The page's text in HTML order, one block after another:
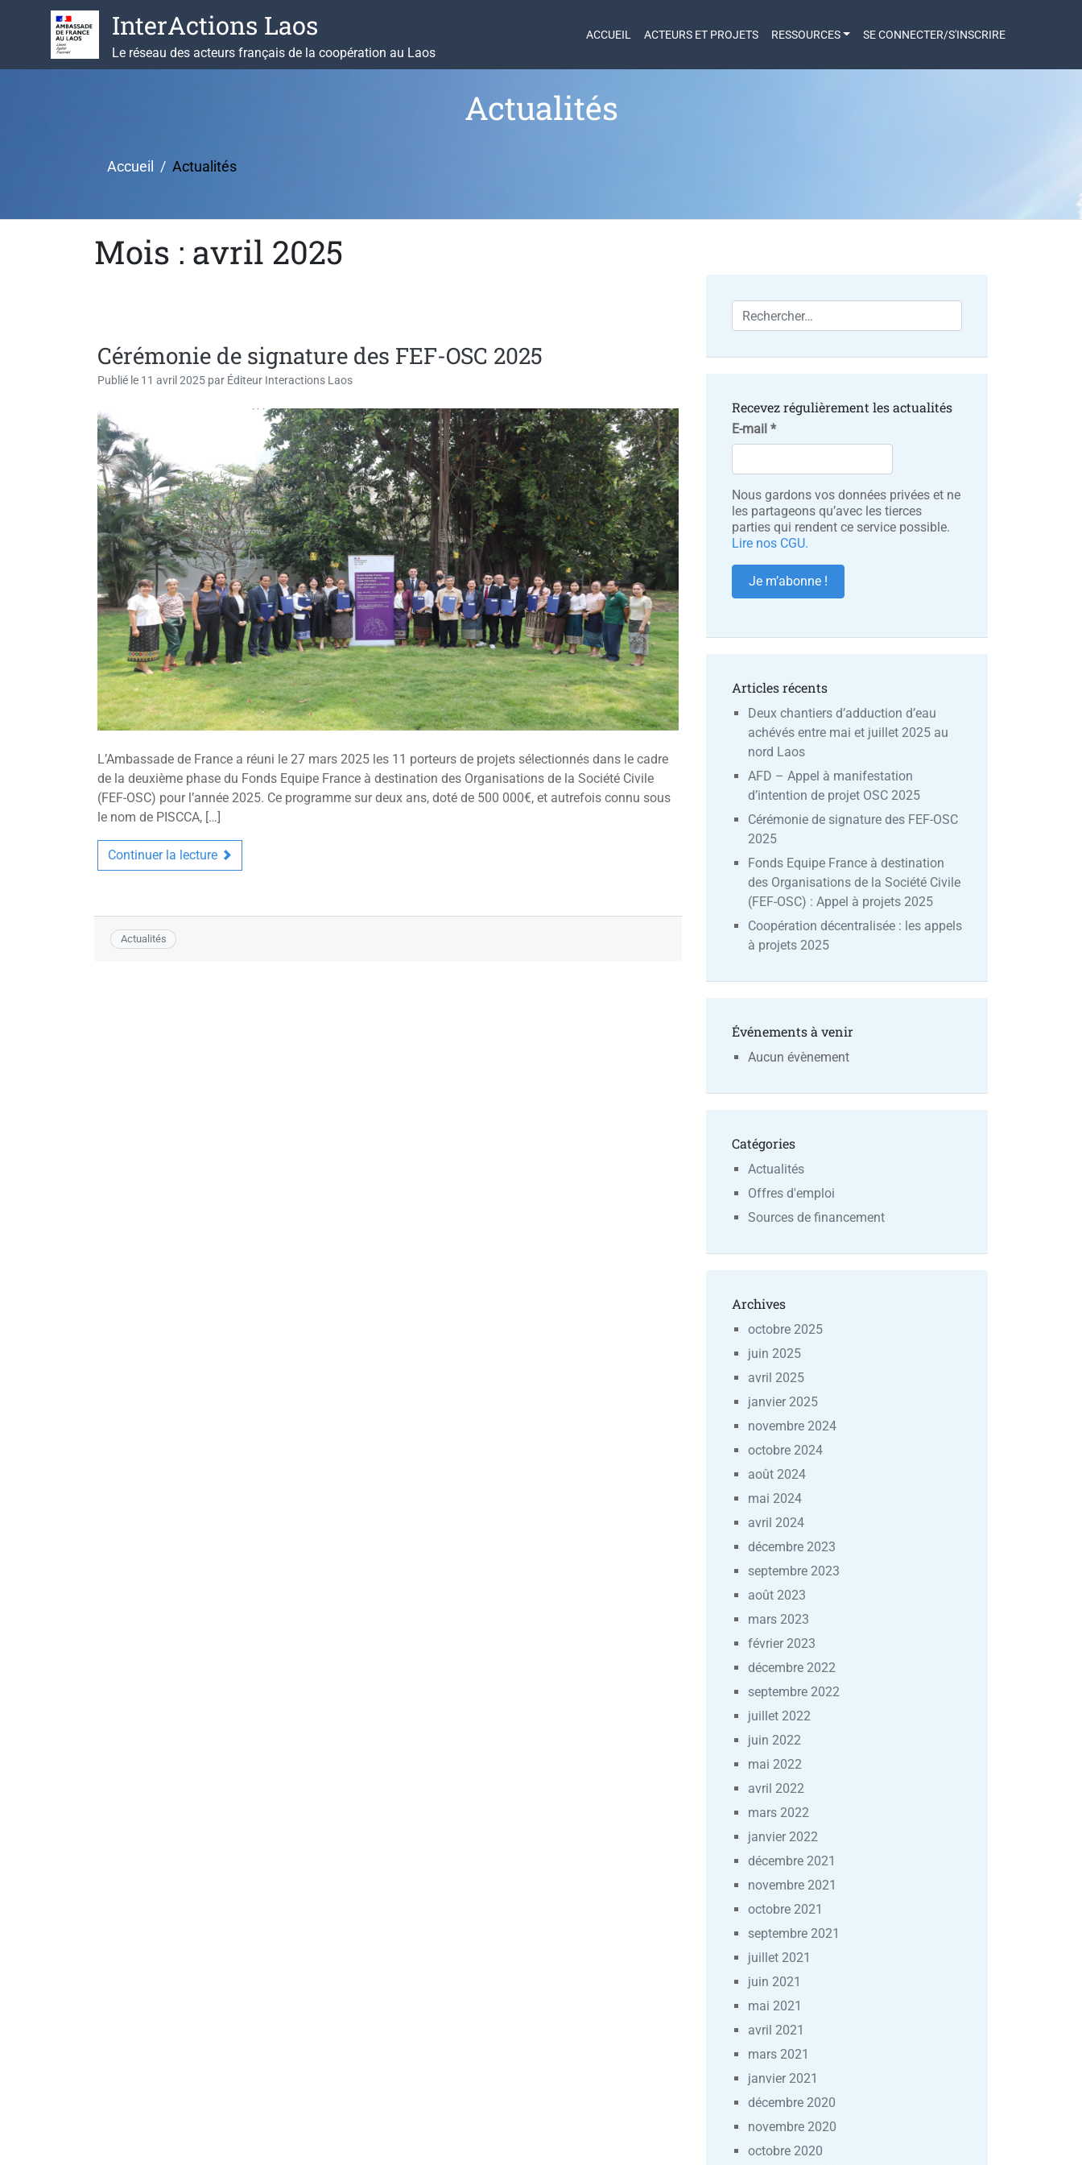
InterActions Laos
Le réseau des acteurs français de la coopération au Laos
ACCUEIL ACTEURS ET PROJETS RESSOURCES SE CONNECTER/S'INSCRIRE
Actualités
Accueil Actualités
Mois : avril 2025
Cérémonie de signature des FEF-OSC 2025
Publié le 11 avril 2025 par Éditeur Interactions Laos
L’Ambassade de France a réuni le 27 mars 2025 les 11 porteurs de projets sélectionnés dans le cadre
de la deuxième phase du Fonds Equipe France à destination des Organisations de la Société Civile
(FEF-OSC) pour l’année 2025. Ce programme sur deux ans, doté de 500 000€, et autrefois connu sous
le nom de PISCCA, […]
Continuer la lecture
Actualités
Recevez régulièrement les actualités
E-mail *
Nous gardons vos données privées et ne
les partageons qu’avec les tierces
parties qui rendent ce service possible.
Lire nos CGU.
Articles récents
Deux chantiers d’adduction d’eau
achévés entre mai et juillet 2025 au
nord Laos
AFD – Appel à manifestation
d’intention de projet OSC 2025
Cérémonie de signature des FEF-OSC
2025
Fonds Equipe France à destination
des Organisations de la Société Civile
(FEF-OSC) : Appel à projets 2025
Coopération décentralisée : les appels
à projets 2025
Événements à venir
Aucun évènement
Catégories
Actualités
Offres d'emploi
Sources de financement
Archives
octobre 2025
juin 2025
avril 2025
janvier 2025
novembre 2024
octobre 2024
août 2024
mai 2024
avril 2024
décembre 2023
septembre 2023
août 2023
mars 2023
février 2023
décembre 2022
septembre 2022
juillet 2022
juin 2022
mai 2022
avril 2022
mars 2022
janvier 2022
décembre 2021
novembre 2021
octobre 2021
septembre 2021
juillet 2021
juin 2021
mai 2021
avril 2021
mars 2021
janvier 2021
décembre 2020
novembre 2020
octobre 2020